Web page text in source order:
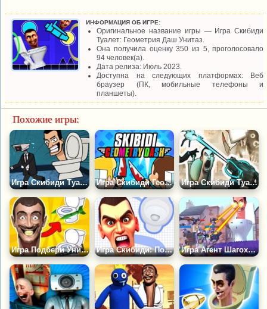
ИНФОРМАЦИЯ ОБ ИГРЕ:
Оригинальное название игры — Игра Скибиди
Туалет: Геометрия Даш Унитаз.
Она получила оценку 350 из 5, проголосовало
94 человек(а).
Дата релиза: Июль 2023.
Доступна на следующих платформах: Веб
браузер (ПК, мобильные телефоны и
планшеты).
Похожие игры:
Игра Скибиди Туалет: Общежитие с Привидениями Игра Скибиди Геометрия Даш Игра Скибиди Туалеты: Заражение Камераменов
Игра Подбери Унитаз Игра Скибиди: Поиск Туалета Игра Агент Шагоход vs Скибиди Туалеты